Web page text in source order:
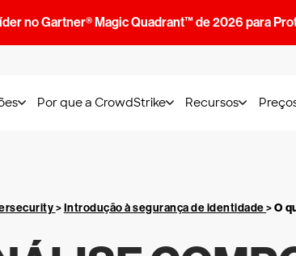
no Gartner® Magic Quadrant™ de 2026 para
Por que a CrowdStrike Recursos
>Introdução à segurança de identidade>O